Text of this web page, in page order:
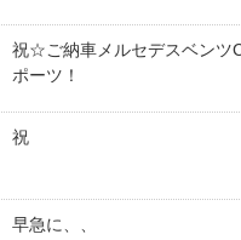
わせ
blog
ム
祝☆ご納車メルセデスベンツ
ポーツ！
祝
早急に、、